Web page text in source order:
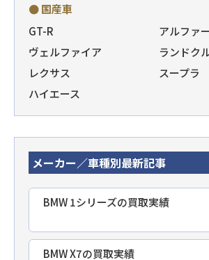
● 国産車
GT-R
アルファ
ヴェルファイア
ランドク
レクサス
スープラ
ハイエース
メーカー／車種別最新記事
BMW 1シリーズの買取実績
BMW X7の買取実績